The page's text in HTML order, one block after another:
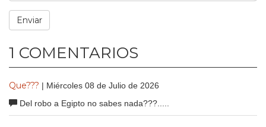
1 COMENTARIOS
Que??? | Miércoles 08 de Julio de 2026
Del robo a Egipto no sabes nada???.....